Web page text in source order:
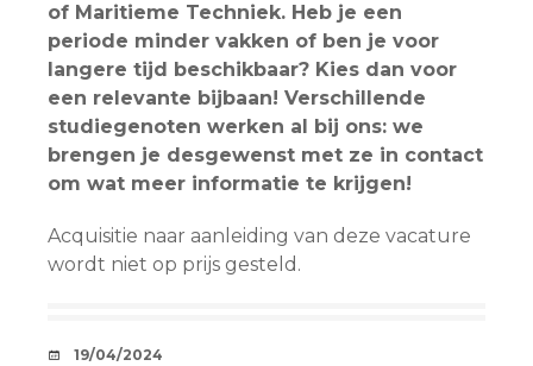
of Maritieme Techniek. Heb je een
periode minder vakken of ben je voor
langere tijd beschikbaar? Kies dan voor
een relevante bijbaan! Verschillende
studiegenoten werken al bij ons: we
brengen je desgewenst met ze in contact
om wat meer informatie te krijgen!
Acquisitie naar aanleiding van deze vacature
wordt niet op prijs gesteld.
AFSPRAAKJE
19/04/2024